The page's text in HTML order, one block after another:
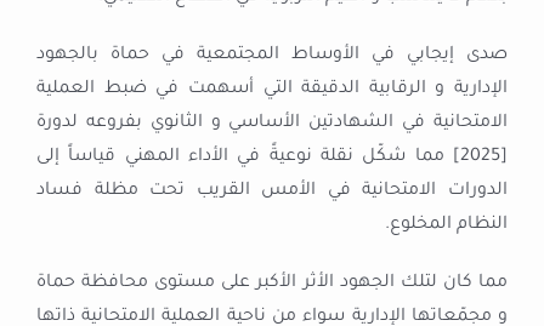
صدى إيجابي في الأوساط المجتمعية في حماة بالجهود
الإدارية و الرقابية الدقيقة التي أسهمت في ضبط العملية
الامتحانية في الشهادتين الأساسي و الثانوي بفروعه لدورة
[2025] مما شكّل نقلة نوعيةً في الأداء المهني قياساً إلى
الدورات الامتحانية في الأمس القريب تحت مظلة فساد
النظام المخلوع.
مما كان لتلك الجهود الأثر الأكبر على مستوى محافظة حماة
و مجمّعاتها الإدارية سواء من ناحية العملية الامتحانية ذاتها